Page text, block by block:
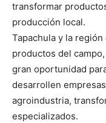
transformar
producción local.
Tapachula y la
productos del
gran oportunidad
desarrollen
agroindustria,
especializados.